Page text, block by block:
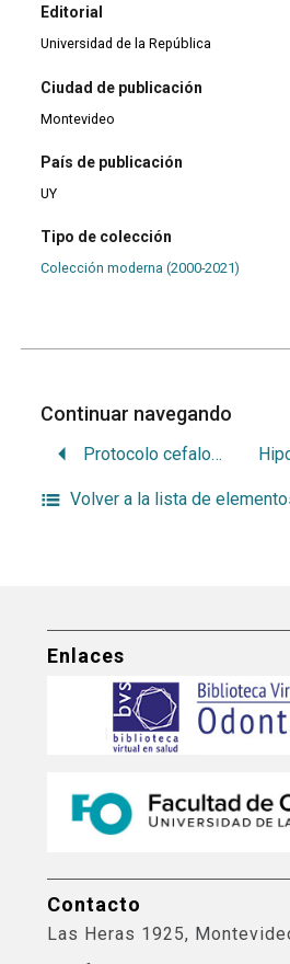
Editorial
Universidad de la República
Ciudad de publicación
Montevideo
País de publicación
UY
Tipo de colección
Colección moderna (2000-2021)
Continuar navegando
Protocolo cefalométrico.
Volver a la lista de
Enlaces
Contacto
Las Heras 1925,